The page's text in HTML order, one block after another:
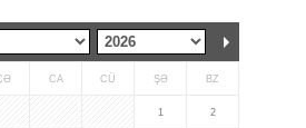
CA CÜ ŞƏ BZ
1 2